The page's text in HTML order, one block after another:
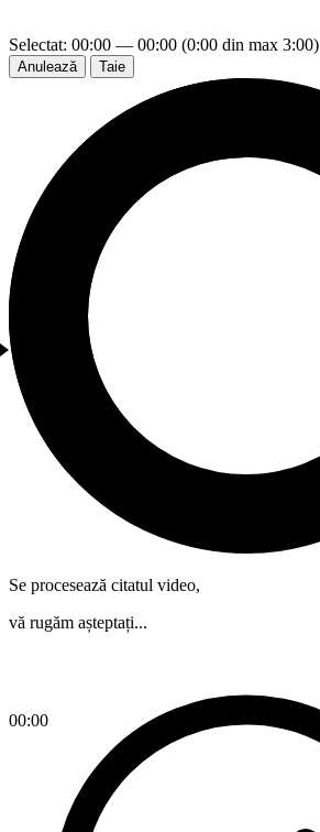
00:00
Selectat: 00:00 — 00:00 (0:00 din max 3:00)
Anulează Taie
Se procesează citatul video,
vă rugăm așteptați...